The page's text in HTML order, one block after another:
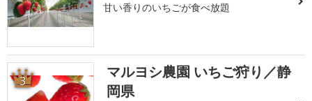
甘い香りのいちごが食べ放題
3
マルヨシ農園 いちご狩り／静
岡県